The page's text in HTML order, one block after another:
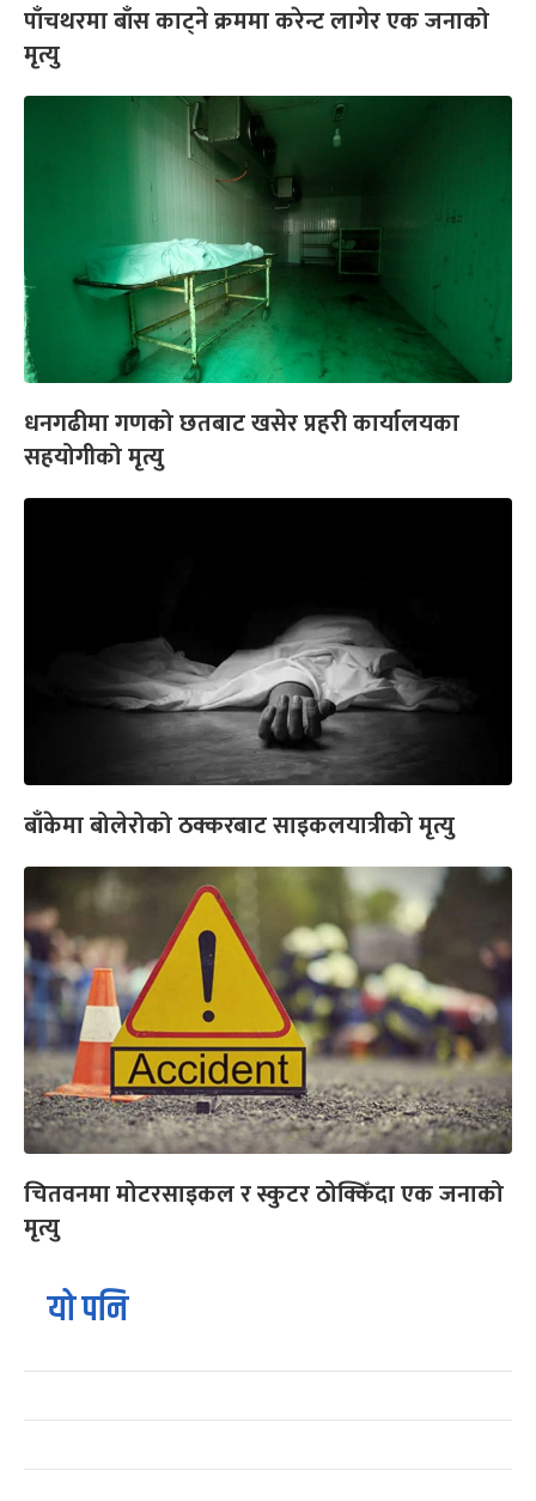
पाँचथरमा बाँस काट्ने क्रममा करेन्ट लागेर एक जनाको
मृत्यु
धनगढीमा गणको छतबाट खसेर प्रहरी कार्यालयका
सहयोगीको मृत्यु
बाँकेमा बोलेरोको ठक्करबाट साइकलयात्रीको मृत्यु
चितवनमा मोटरसाइकल र स्कुटर ठोक्किँदा एक जनाको
मृत्यु
यो पनि